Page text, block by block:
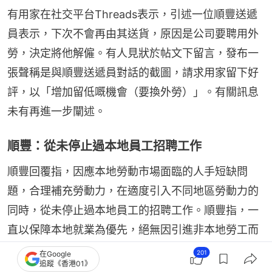
有用家在社交平台Threads表示，引述一位順豐送遞
員表示，下次不會再由其送貨，原因是公司要聘用外
勞，決定將他解僱。有人見狀於帖文下留言，發布一
張聲稱是與順豐送遞員對話的截圖，請求用家留下好
評，以「增加留低嘅機會（要換外勞）」。有關訊息
未有再進一步闡述。
順豐：從未停止過本地員工招聘工作
順豐回覆指，因應本地勞動市場面臨的人手短缺問
題，合理補充勞動力，在適度引入不同地區勞動力的
同時，從未停止過本地員工的招聘工作。順豐指，一
直以保障本地就業為優先，絕無因引進非本地勞工而
解僱任何現有本地員工。
在Google
追蹤《香港01》
201